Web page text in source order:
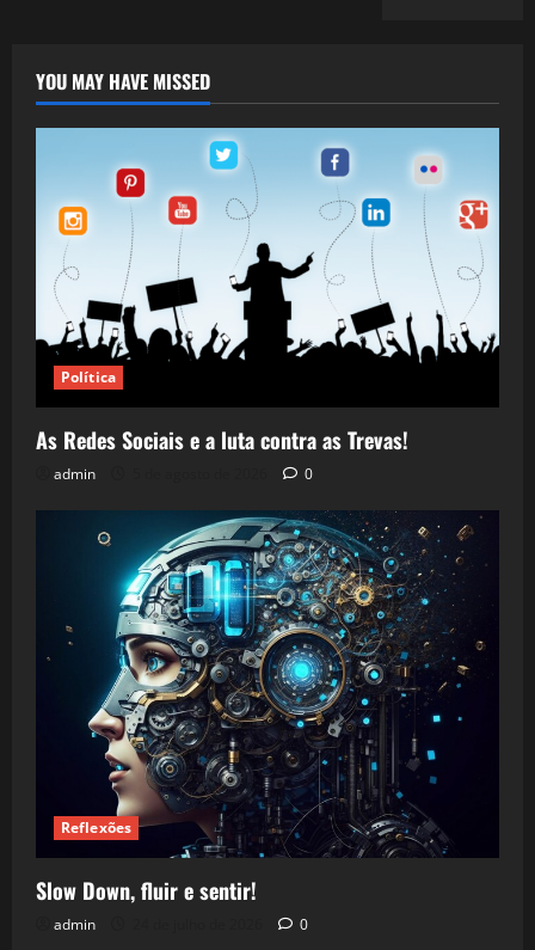
YOU MAY HAVE MISSED
Política
As Redes Sociais e a luta contra as Trevas!
admin 0
Reflexões
Slow Down, fluir e sentir!
admin 0